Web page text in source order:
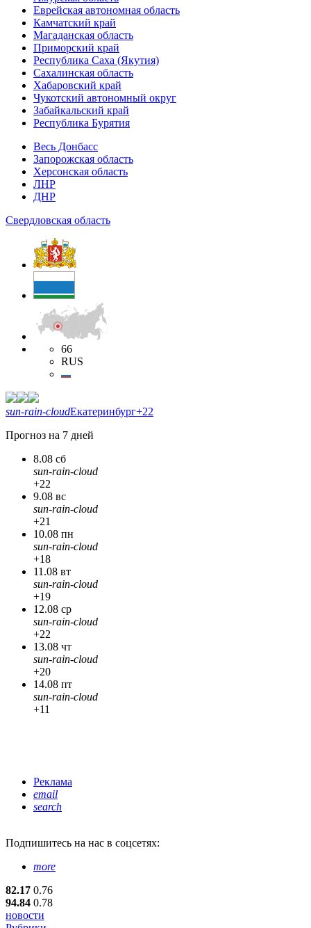
Еврейская автономная область
Камчатский край
Магаданская область
Приморский край
Республика Саха (Якутия)
Сахалинская область
Хабаровский край
Чукотский автономный округ
Забайкальский край
Республика Бурятия
Весь Донбасс
Запорожская область
Херсонская область
ЛНР
ДНР
Свердловская область
66
RUS
sun-rain-cloudЕкатеринбург+22
Прогноз на 7 дней
8.08 сб
sun-rain-cloud
+22
9.08 вс
sun-rain-cloud
+21
10.08 пн
sun-rain-cloud
+18
11.08 вт
sun-rain-cloud
+19
12.08 ср
sun-rain-cloud
+22
13.08 чт
sun-rain-cloud
+20
14.08 пт
sun-rain-cloud
+11
Реклама
email
search
Подпишитесь на нас в соцсетях:
more
82.17 0.76
94.84 0.78
новости